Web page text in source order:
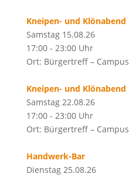
Kneipen- und Klönabend
Samstag 15.08.26
17:00 - 23:00 Uhr
Ort: Bürgertreff – Campus
Kneipen- und Klönabend
Samstag 22.08.26
17:00 - 23:00 Uhr
Ort: Bürgertreff – Campus
Handwerk-Bar
Dienstag 25.08.26